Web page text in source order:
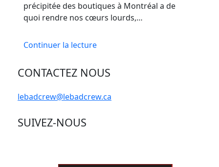
précipitée des boutiques à Montréal a de
quoi rendre nos cœurs lourds,…
Continuer la lecture
CONTACTEZ NOUS
lebadcrew@lebadcrew.ca
SUIVEZ-NOUS